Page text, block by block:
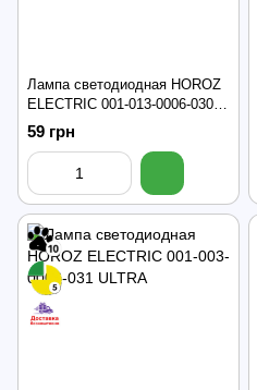
Лампа светодиодная HOROZ
ELECTRIC 001-013-0006-030
Filament
59 грн